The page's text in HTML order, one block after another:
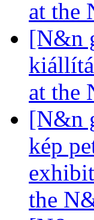
at the
[N&n
at the
[N&n
kép
the